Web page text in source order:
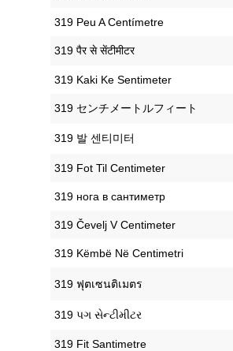
‎319 Peu A Centímetre
‎319 पैर से सेंटीमीटर
‎319 Kaki Ke Sentimeter
‎319 センチメートルフィート
‎319 발 센티미터
‎319 Fot Til Centimeter
‎319 нога в сантиметр
‎319 Čevelj V Centimeter
‎319 Këmbë Në Centimetri
‎319 ฟุตเซนติเมตร
‎319 પગ સેન્ટીમીટર
‎319 Fit Santimetre